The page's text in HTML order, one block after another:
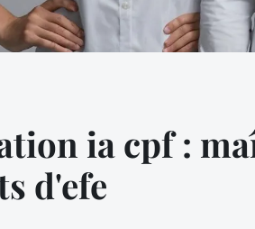
ia cpf :
d'efe